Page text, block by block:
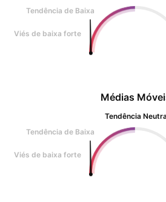
Tendência de Baixa
Viés de baixa forte
Médias
Tendência
Tendência de Baixa
Viés de baixa forte